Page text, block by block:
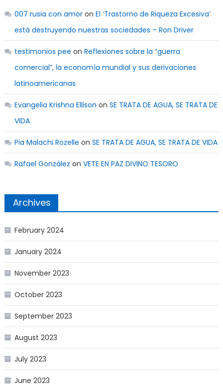
007 rusia con amoron El ‘Trastorno de Riqueza Excesiva’
está destruyendo nuestras sociedades – Ron Driver
testimonios pee on Reflexiones sobre la “guerra
comercial”, la economía mundial y sus derivaciones
latinoamericanas
Evangelia Krishna Ellison on SE TRATA DE AGUA, SE TRATA DE
VIDA
Pia Malachi Rozelle on SE TRATA DE AGUA, SE TRATA DE VIDA
Rafael González on VETE EN PAZ DIVINO TESORO
Archives
February 2024
January 2024
November 2023
October 2023
September 2023
August 2023
July 2023
June 2023